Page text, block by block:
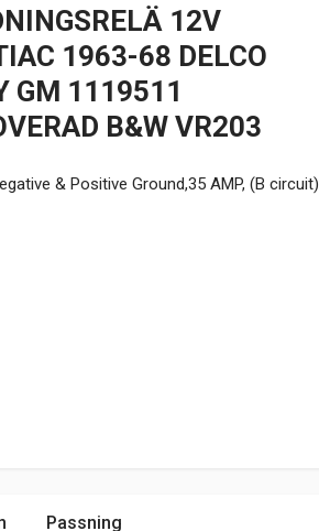
12V
1963-68 DELCO
GM 1119511
B&W VR203
& Positive Ground,35 AMP, (B circuit)
Passning